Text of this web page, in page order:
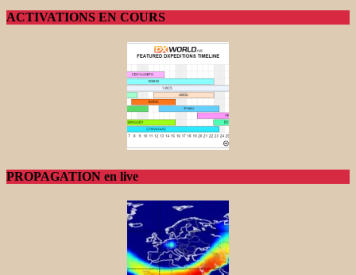
ACTIVATIONS EN COURS
PROPAGATION en live